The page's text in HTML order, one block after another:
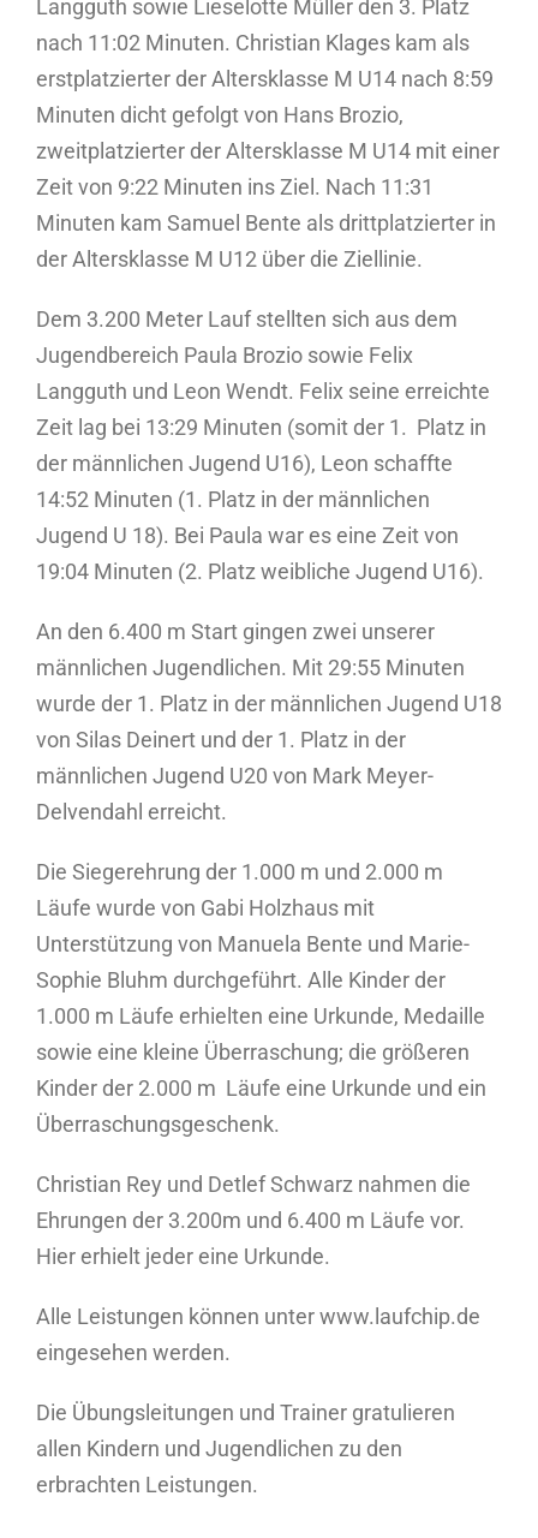
Langguth sowie Lieselotte Müller den 3. Platz
nach 11:02 Minuten. Christian Klages kam als
erstplatzierter der Altersklasse M U14 nach 8:59
Minuten dicht gefolgt von Hans Brozio,
zweitplatzierter der Altersklasse M U14 mit einer
Zeit von 9:22 Minuten ins Ziel. Nach 11:31
Minuten kam Samuel Bente als drittplatzierter in
der Altersklasse M U12 über die Ziellinie.
Dem 3.200 Meter Lauf stellten sich aus dem
Jugendbereich Paula Brozio sowie Felix
Langguth und Leon Wendt. Felix seine erreichte
Zeit lag bei 13:29 Minuten (somit der 1. Platz in
der männlichen Jugend U16), Leon schaffte
14:52 Minuten (1. Platz in der männlichen
Jugend U 18). Bei Paula war es eine Zeit von
19:04 Minuten (2. Platz weibliche Jugend U16).
An den 6.400 m Start gingen zwei unserer
männlichen Jugendlichen. Mit 29:55 Minuten
wurde der 1. Platz in der männlichen Jugend U18
von Silas Deinert und der 1. Platz in der
männlichen Jugend U20 von Mark Meyer-
Delvendahl erreicht.
Die Siegerehrung der 1.000 m und 2.000 m
Läufe wurde von Gabi Holzhaus mit
Unterstützung von Manuela Bente und Marie-
Sophie Bluhm durchgeführt. Alle Kinder der
1.000 m Läufe erhielten eine Urkunde, Medaille
sowie eine kleine Überraschung; die größeren
Kinder der 2.000 m Läufe eine Urkunde und ein
Überraschungsgeschenk.
Christian Rey und Detlef Schwarz nahmen die
Ehrungen der 3.200m und 6.400 m Läufe vor.
Hier erhielt jeder eine Urkunde.
Alle Leistungen können unter www.laufchip.de
eingesehen werden.
Die Übungsleitungen und Trainer gratulieren
allen Kindern und Jugendlichen zu den
erbrachten Leistungen.